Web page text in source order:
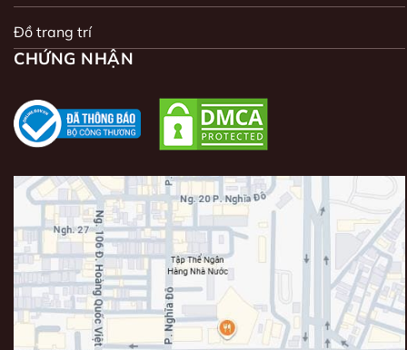
Đồ trang trí
CHỨNG NHẬN